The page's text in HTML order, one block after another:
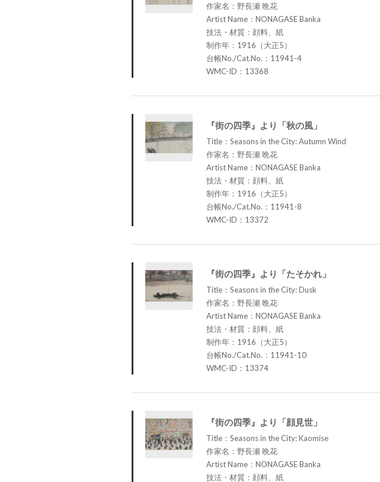
作家名：野長瀬 晩花
Artist Name：NONAGASE Banka
技法・材質：顔料、紙
制作年：1916（大正5）
台帳No./Cat.No.：11941-4
WMC-ID：13368
『街の四季』より「秋の風」
Title：Seasons in the City: Autumn Wind
作家名：野長瀬 晩花
Artist Name：NONAGASE Banka
技法・材質：顔料、紙
制作年：1916（大正5）
台帳No./Cat.No.：11941-8
WMC-ID：13372
『街の四季』より「たそかれ」
Title：Seasons in the City: Dusk
作家名：野長瀬 晩花
Artist Name：NONAGASE Banka
技法・材質：顔料、紙
制作年：1916（大正5）
台帳No./Cat.No.：11941-10
WMC-ID：13374
『街の四季』より「顔見世」
Title：Seasons in the City: Kaomise
作家名：野長瀬 晩花
Artist Name：NONAGASE Banka
技法・材質：顔料、紙